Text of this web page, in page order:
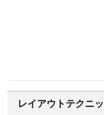
レイアウトテクニ